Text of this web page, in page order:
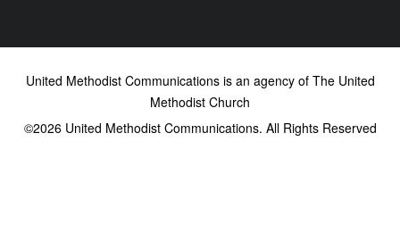
United Methodist Communications is an agency of The United
Methodist Church
©2026United Methodist Communications. All Rights Reserved